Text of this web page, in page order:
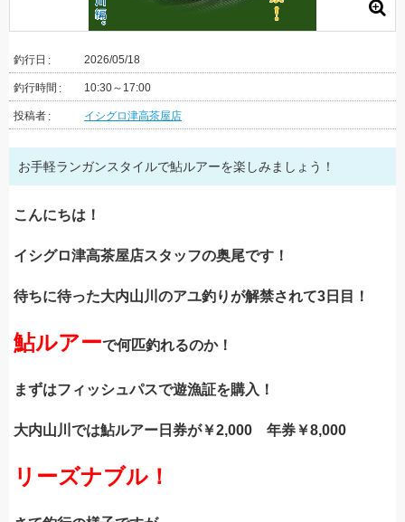
釣行日 2026/05/18
釣行時間 10:30～17:00
投稿者 イシグロ津高茶屋店
お手軽ランガンスタイルで鮎ルアーを楽しみましょう！
こんにちは！
イシグロ津高茶屋店スタッフの奥尾です！
待ちに待った大内山川のアユ釣りが解禁されて3日目！
鮎ルアーで何匹釣れるのか！
まずはフィッシュパスで遊漁証を購入！
大内山川では鮎ルアー日券が￥2,000 年券￥8,000
リーズナブル！